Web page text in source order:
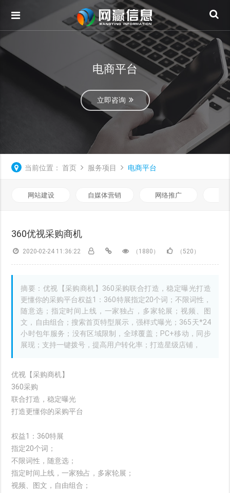
电商平台
立即咨询
当前位置： 首页 服务项目 电商平台
网站建设 自媒体营销 网络推广
360优视采购商机
2020-02-24 11:36:22 （1880） （520）
摘要：优视【采购商机】360采购联合打造，稳定曝光打造
更懂你的采购平台权益1：360特展指定20个词；不限词性，
随意选；指定时间上线，一家独占，多家轮展；视频、图
文，自由组合；搜索首页特型展示，强样式曝光；365天*24
小时包年服务；没有区域限制，全球覆盖；PC+移动，同步
展现；支持一键拨号，提高用户转化率；打造星级店铺，
优视【采购商机】
360采购
联合打造，稳定曝光
打造更懂你的采购平台
权益1：360特展
指定20个词；
不限词性，随意选；
指定时间上线，一家独占，多家轮展；
视频、图文，自由组合；